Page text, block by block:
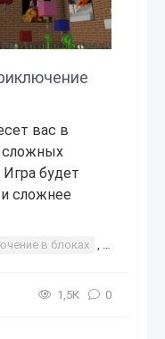
вас в
сложных
Игра будет
сложнее
в блоках , найди
1,5К 0